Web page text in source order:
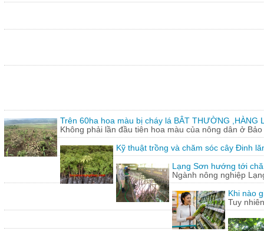
Trên 60ha hoa màu bị cháy lá BÂT THƯỜNG
Không phải lần đầu tiên hoa màu của nông dân ở
Kỹ thuật trồng và chăm sóc cây Đinh
Lạng Sơn hướng tới
Ngành nông nghiệp
Khi nào
Tuy